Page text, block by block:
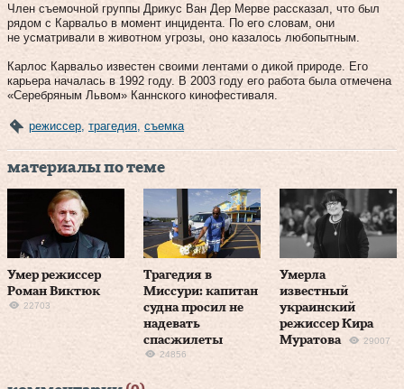
Член съемочной группы Дрикус Ван Дер Мерве рассказал, что был
рядом с Карвальо в момент инцидента. По его словам, они
не усматривали в животном угрозы, оно казалось любопытным.
Карлос Карвальо известен своими лентами о дикой природе. Его
карьера началась в 1992 году. В 2003 году его работа была отмечена
«Серебряным Львом» Каннского кинофестиваля.
режиссер трагедия съемка
материалы по теме
Умер режиссер
Роман Виктюк
22703
Трагедия в
Миссури: капитан
судна просил не
надевать
спасжилеты
24856
Умерла
известный
украинский
режиссер Кира
Муратова
29007